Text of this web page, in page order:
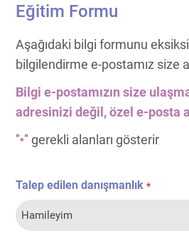
Eğitim Formu
Aşağıdaki bilgi formunu
bilgilendirme e-postamız size
Bilgi e-postamızın size
adresinizi değil, özel e-posta
"*" gerekli alanları gösterir
Talep edilen danışmanlık *